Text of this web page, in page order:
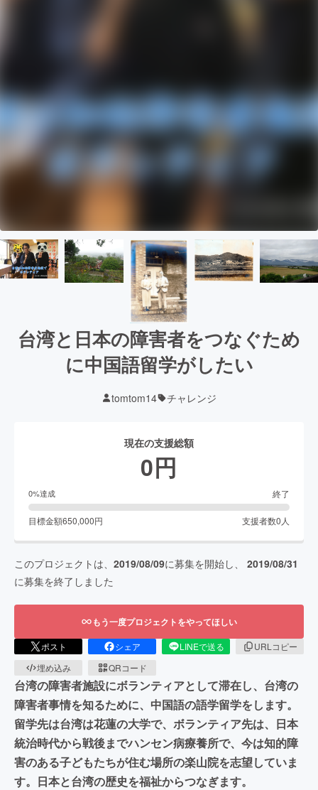
台湾と日本の障害者をつなぐため
に中国語留学がしたい
tomtom14 チャレンジ
現在の支援総額
0円
0%達成 終了
目標金額650,000円 支援者数0 人
このプロジェクトは、 2019/08/09に募集を開始し、 2019/08/31
に募集を終了しました
もう一度プロジェクトをやってほしい
ポスト シェア LINEで送る
URLコピー
埋め込み
QRコード
台湾の障害者施設にボランティアとして滞在し、台湾の
障害者事情を知るために、中国語の語学留学をします。
留学先は台湾は花蓮の大学で、ボランティア先は、日本
統治時代から戦後までハンセン病療養所で、今は知的障
害のある子どもたちが住む場所の楽山院を志望していま
す。日本と台湾の歴史を福祉からつなぎます。